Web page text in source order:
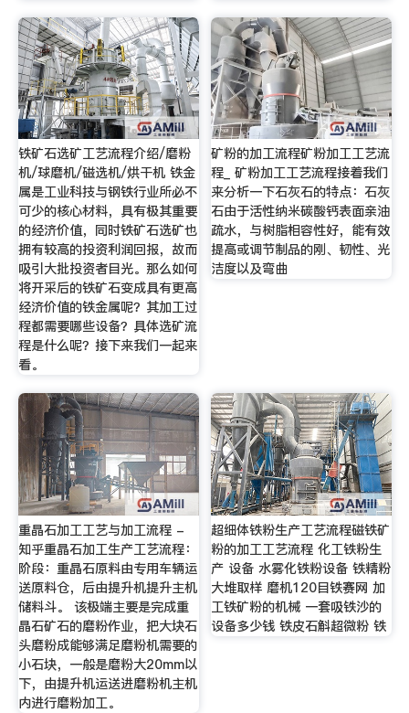
铁矿石选矿工艺流程介绍/磨粉
机/球磨机/磁选机/烘干机 铁金
属是工业科技与钢铁行业所必不
可少的核心材料，具有极其重要
的经济价值，同时铁矿石选矿也
拥有较高的投资利润回报，故而
吸引大批投资者目光。那么如何
将开采后的铁矿石变成具有更高
经济价值的铁金属呢？其加工过
程都需要哪些设备？具体选矿流
程是什么呢？接下来我们一起来
看。
矿粉的加工流程矿粉加工工艺流
程_ 矿粉加工工艺流程接着我们
来分析一下石灰石的特点：石灰
石由于活性纳米碳酸钙表面亲油
疏水，与树脂相容性好，能有效
提高或调节制品的刚、韧性、光
洁度以及弯曲
重晶石加工工艺与加工流程 -
知乎重晶石加工生产工艺流程：
阶段：重晶石原料由专用车辆运
送原料仓，后由提升机提升主机
储料斗。 该极端主要是完成重
晶石矿石的磨粉作业，把大块石
头磨粉成能够满足磨粉机需要的
小石块，一般是磨粉大20mm以
下，由提升机运送进磨粉机主机
内进行磨粉加工。
超细体铁粉生产工艺流程磁铁矿
粉的加工工艺流程 化工铁粉生
产 设备 水雾化铁粉设备 铁精粉
大堆取样 磨机120目铁赛网 加
工铁矿粉的机械 一套吸铁沙的
设备多少钱 铁皮石斛超微粉 铁